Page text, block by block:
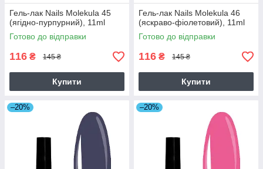
Гель-лак Nails Molekula 45
(ягідно-пурпурний), 11ml
Готово до відправки
116 ₴ 145 ₴
Купити
Гель-лак Nails Molekula 46
(яскраво-фіолетовий), 11ml
Готово до відправки
116 ₴ 145 ₴
Купити
–20% –20%